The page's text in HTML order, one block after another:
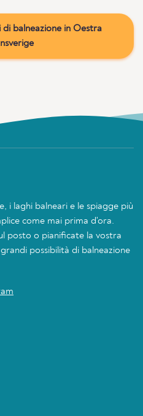
balneazione in Oestra
i laghi balneari e le spiagge più
come mai prima d'ora.
posto o pianificate la vostra
possibilità di balneazione